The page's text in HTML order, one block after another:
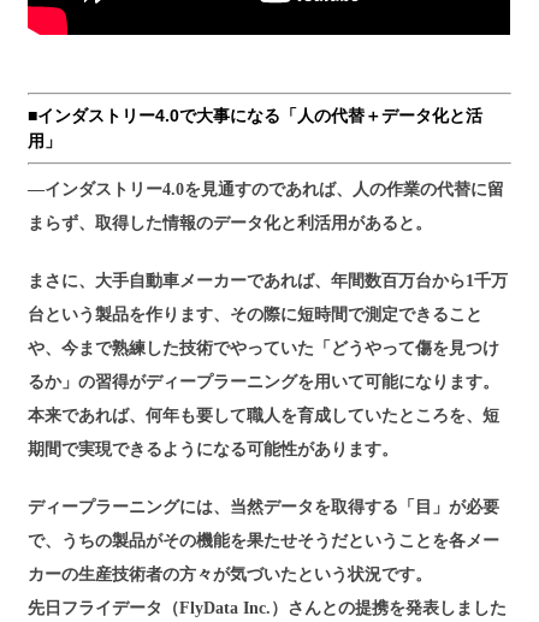
■インダストリー4.0で大事になる「人の代替＋データ化と活
用」
―インダストリー4.0を見通すのであれば、人の作業の代替に留
まらず、取得した情報のデータ化と利活用があると。
まさに、大手自動車メーカーであれば、年間数百万台から1千万
台という製品を作ります、その際に短時間で測定できること
や、今まで熟練した技術でやっていた「どうやって傷を見つけ
るか」の習得がディープラーニングを用いて可能になります。
本来であれば、何年も要して職人を育成していたところを、短
期間で実現できるようになる可能性があります。
ディープラーニングには、当然データを取得する「目」が必要
で、うちの製品がその機能を果たせそうだということを各メー
カーの生産技術者の方々が気づいたという状況です。
先日フライデータ（FlyData Inc.）さんとの提携を発表しました